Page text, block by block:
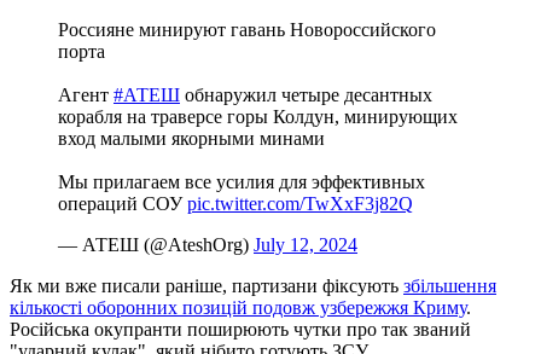
Россияне минируют гавань Новороссийского
порта
Агент #АТЕШ обнаружил четыре десантных
корабля на траверсе горы Колдун, минирующих
вход малыми якорными минами
Мы прилагаем все усилия для эффективных
операций СОУpic.twitter.com/TwXxF3j82Q
— АТЕШ (@AteshOrg) July 12, 2024
Як ми вже писали раніше, партизани фіксують збільшення
кількості оборонних позицій подовж узбережжя Криму.
Російська окупранти поширюють чутки про так званий